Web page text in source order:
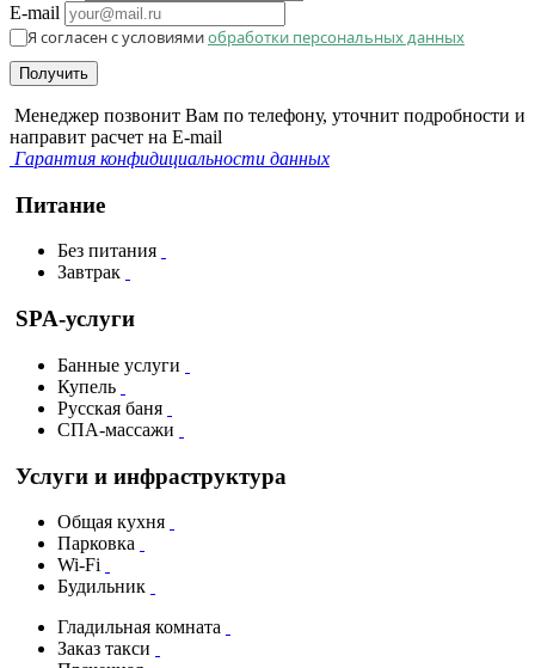
E-mail
Я согласен с условиямиобработки персональных данных
Получить
Менеджер позвонит Вам по телефону, уточнит подробности и
направит расчет на E-mail
Гарантия конфидициальности данных
Питание
Без питания
Завтрак
SPA-услуги
Банные услуги
Купель
Русская баня
СПА-массажи
Услуги и инфраструктура
Общая кухня
Парковка
Wi-Fi
Будильник
Гладильная комната
Заказ такси